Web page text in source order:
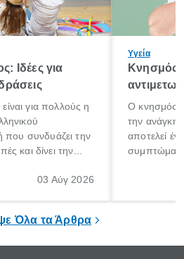
Ιδέες για
για πολλούς η
που συνδυάζει την
και δίνει την
λίγες μέρες
03 Αύγ 2026
Υγεία
Κνησμός:
Ο κνησμός
την ανάγκη
αποτελεί
Όλα τα Άρθρα